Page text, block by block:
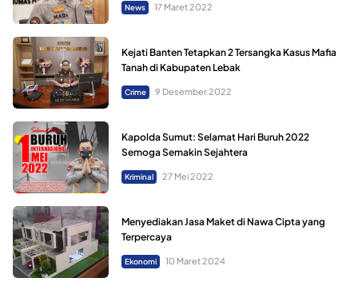
News 17 Maret 2022
Kejati Banten Tetapkan 2 Tersangka Kasus Mafia
Tanah di Kabupaten Lebak
Crime 9 Desember 2022
Kapolda Sumut: Selamat Hari Buruh 2022
Semoga Semakin Sejahtera
Kriminal 27 Mei 2022
Menyediakan Jasa Maket di Nawa Cipta yang
Terpercaya
Ekonomi 10 Maret 2024